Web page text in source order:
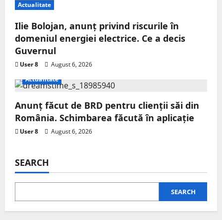
Actualitate
Ilie Bolojan, anunț privind riscurile în
domeniul energiei electrice. Ce a decis
Guvernul
User 8
August 6, 2026
Actualitate
Anunț făcut de BRD pentru clienții săi din
România. Schimbarea făcută în aplicație
User 8 August 6, 2026
SEARCH
SEARCH